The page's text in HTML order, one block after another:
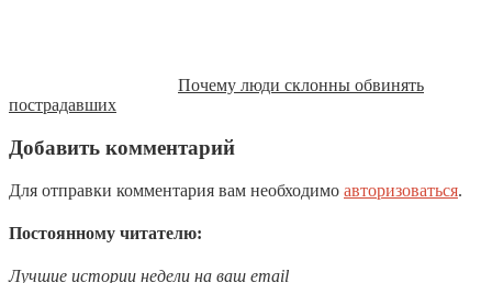
Почему люди склонны обвинять
пострадавших
Добавить комментарий
Для отправки комментария вам необходимо авторизоваться.
Постоянному читателю:
Лучшие истории недели на ваш email